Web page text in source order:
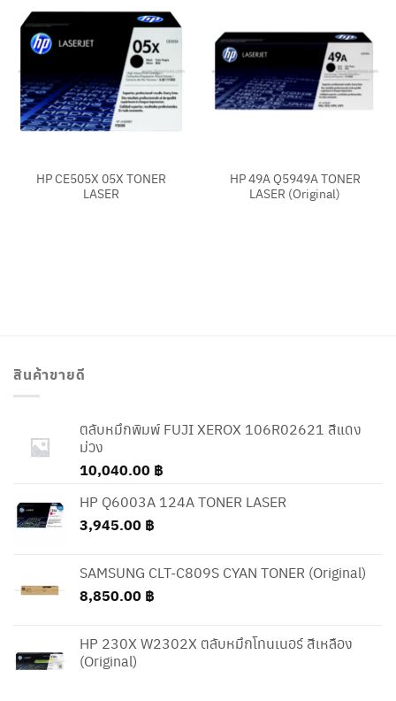
HP CE505X 05X TONER
LASER
HP 49A Q5949A TONER
LASER (Original)
สินค้าขายดี
ตลับหมึกพิมพ์ FUJI XEROX 106R02621 สีแดง
ม่วง
10,040.00 ฿
HP Q6003A 124A TONER LASER
3,945.00 ฿
SAMSUNG CLT-C809S CYAN TONER (Original)
8,850.00 ฿
HP 230X W2302X ตลับหมึกโทนเนอร์ สีเหลือง
(Original)